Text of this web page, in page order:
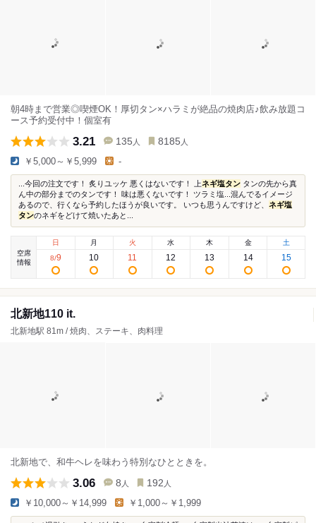
朝4時まで営業◎喫煙OK！厚切タン×ハラミが絶品の焼肉店♪飲み放題コ
ース予約受付中！個室有
3.21 135 人 8185 人
￥5,000～￥5,999 -
...今回の注文です！ 炙りユッケ 悪くはないです！ 上ネギ塩タン タンの先から真
ん中の部分までのタンです！ 味は悪くないです！ ツラミ塩...混んでるイメージ
あるので、行くなら予約したほうが良いです。 いつも思うんですけど、 ネギ塩
タンのネギをどけて焼いたあと...
空席
情報
日
8/9
月
10
火
11
水
12
木
13
金
14
土
15
北新地110 it.
北新地駅 81m / 焼肉、ステーキ、肉料理
北新地で、和牛ヘレを味わう特別なひとときを。
3.06 8 人 192 人
￥10,000～￥14,999 ￥1,000～￥1,999